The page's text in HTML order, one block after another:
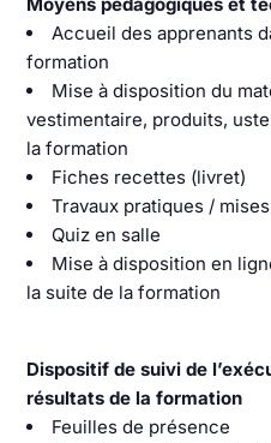
Accueil des apprenants
formation
Mise à disposition du
vestimentaire, produits,
la formation
Fiches recettes (livret)
Travaux pratiques /
Quiz en salle
Mise à disposition en
la suite de la formation
Dispositif de suivi de
résultats de la formation
Feuilles de présence